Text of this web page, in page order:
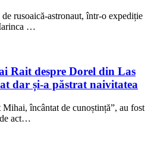
rusoaică-astronaut, într-o expediție
…
Rait despre Dorel din Las
dar și-a păstrat naivitatea
încântat de cunoștință”, au fost
act…